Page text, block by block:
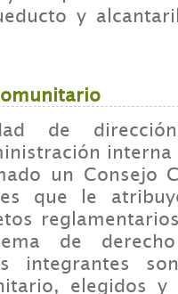
y
de
un Consejo
que le
de
integrantes
elegidos y